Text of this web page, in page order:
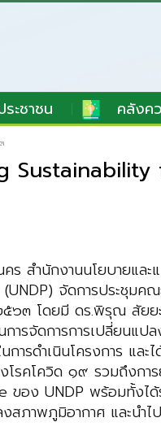
ะชาชน คลังค
ำนักงานนโยบายและ
จัดการประชุมคณ
โดยมี ดร.พิรุณ สัยยะ
รจัดการการเปลี่ยนแป
ารดำเนินโครงการ แล
คโควิด ๑๙ รวมถึงการ
ของ UNDP พร้อมทั้ง
สภาพภูมิอากาศ และนำ